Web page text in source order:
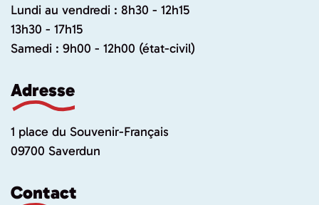
Lundi au vendredi : 8h30 - 12h15
13h30 - 17h15
Samedi : 9h00 - 12h00 (état-civil)
Adresse
1 place du Souvenir-Français
09700 Saverdun
Contact